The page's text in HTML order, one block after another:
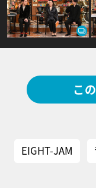
こ
EIGHT-JAM